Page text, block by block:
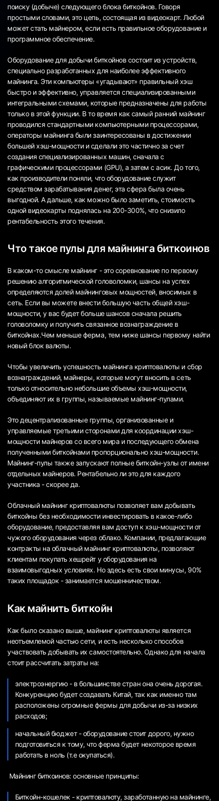
поиску (добыче) следующего блока биткойнов. Говоря
простыми словами, это цепь, состоящая из видеокарт. Любой
может стать майнером, если есть правильное оборудование и
программное обеспечение.
Оборудование для добычи биткойнов состоит из устройств,
специально разработанных для наиболее эффективного
майнинга. Эти компьютеры «угадывают» правильный хэш
быстро и эффективно, управляется специализированными
интегральными схемами, которые предназначены для работы
только в этой функции. В то время как самый ранний майнинг
проводился стандартными компьютерными процессорами,
операторы майнинга были заинтересованы в достижении
большей хэш-мощности и сделали это частично за счет
создания специализированных машин, сначала с
графическими процессорами (GPU), а затем с асик. До того,
как производители поняли, что оборудование служит
средством зарабатывания денег, эта сфера была очень
выгодной. А дальше, как можно было заметить, стоимость
одной видеокарты поднялась на 200-300%, что снизило
рентабельность этого течения.
Что такое пулы для майнинга биткоинов
В каком-то смысле майнинг - это соревнование по первому
решению алгоритмической головоломки, шансы на успех
определяются долей майнинговых мощностей, вносимых в
сеть. Если вы можете внести большую часть общей хэш-
мощности, у вас будет больше шансов сначала решить
головоломку и получить связанное вознаграждение в
биткойнах.Чем меньше ферма, тем ниже шансы первому найти
новый блок валюты.
Чтобы увеличить успешность майнинга криптовалюты и сбор
вознаграждений, майнеры, которые могут вносить в сеть
только относительно небольшие объемы хэш-мощности,
объединяют их в группы, называемые майнинг-пулами.
Это децентрализованные группы, организованные и
управляемые третьими сторонами для координации хэш-
мощности майнеров со всего мира и последующего обмена
полученными биткойнами пропорционально хэш-мощности.
Майнинг-пулы также запускают полные биткойн-узлы от имени
отдельных майнеров. Рентабельно ли это для каждого
участника - скорее да.
Облачный майнинг криптовалюты позволяет вам добывать
биткойны без необходимости инвестировать в какое-либо
оборудование, предоставляя вам доступ к хэш-мощности от
чужого оборудования через облако. Компании, предлагающие
контракты на облачный майнинг криптовалюты, позволяют
клиентам покупать хешрейт у оборудования на
взаимовыгодных условиях. Но здесь есть свои минусы, 90%
таких площадок - занимается мошенничеством.
Как майнить биткойн
Как было сказано выше, майнинг криптовалюты является
неотъемлемой частью сети, и есть несколько способов
участвовать добывать их самостоятельно. Однако для начала
стоит рассчитать затраты на:
электроэнергию - в большинстве стран она очень дорогая.
Конкуренцию будет создавать Китай, так как именно там
расположены огромные фермы для добычи из-за низких
расходов;
начальный бюджет - оборудование стоит дорого, нужно
подготовиться к тому, что ферма будет некоторое время
работать в ноль (т.е окупаться).
Майнинг биткоинов: основные принципы:
Биткойн-кошелек - криптовалюту, заработанную на майнинге,